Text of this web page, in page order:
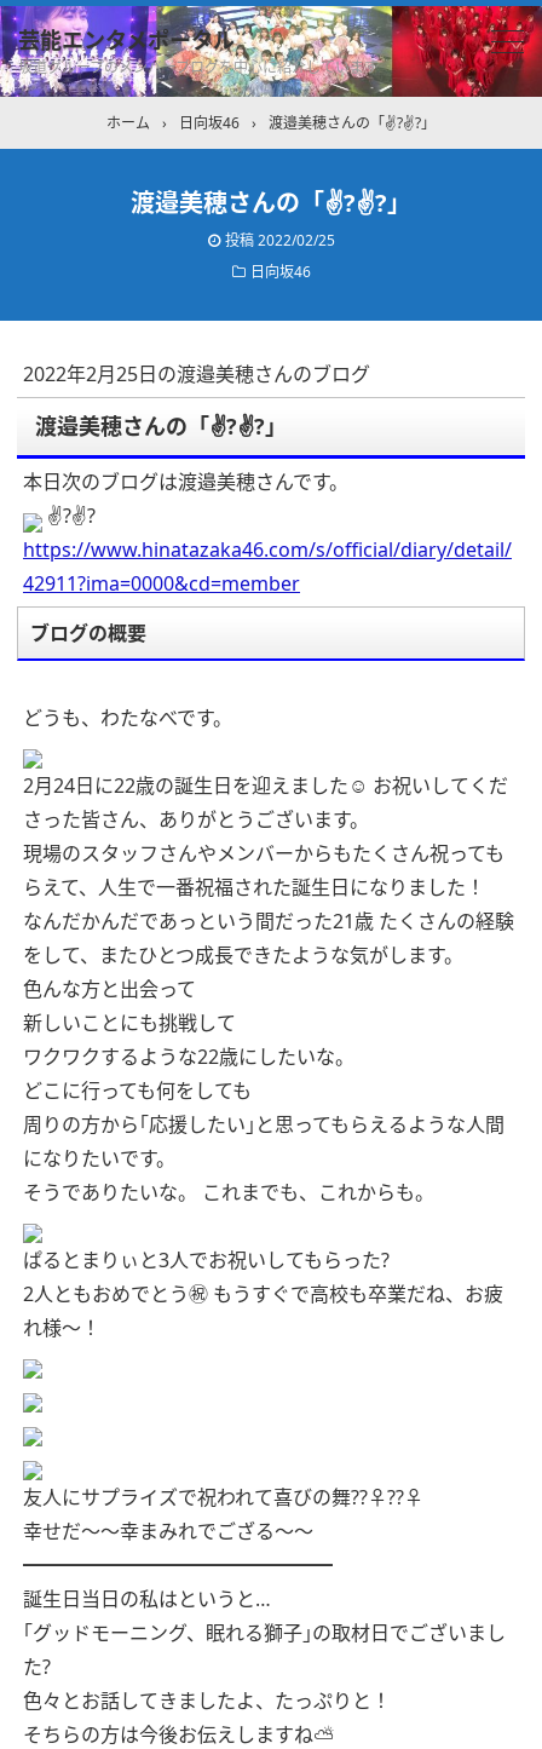
芸能エンタメポータル
坂道グループのメンバーブログを中心に紹介しています
ホーム › 日向坂46 › 渡邉美穂さんの「✌?✌?」
渡邉美穂さんの「✌?✌?」
投稿2022/02/25
日向坂46
2022年2月25日の渡邉美穂さんのブログ
渡邉美穂さんの「✌?✌?」
本日次のブログは渡邉美穂さんです。
✌?✌?
https://www.hinatazaka46.com/s/official/diary/detail/
42911?ima=0000&cd=member
ブログの概要
どうも、わたなべです。
2月24日に22歳の誕生日を迎えました☺️ お祝いしてくだ
さった皆さん、ありがとうございます。
現場のスタッフさんやメンバーからもたくさん祝っても
らえて、人生で一番祝福された誕生日になりました！
なんだかんだであっという間だった21歳 たくさんの経験
をして、またひとつ成長できたような気がします。
色んな方と出会って
新しいことにも挑戦して
ワクワクするような22歳にしたいな。
どこに行っても何をしても
周りの方から｢応援したい｣と思ってもらえるような人間
になりたいです。
そうでありたいな。 これまでも、これからも。
ぱるとまりぃと3人でお祝いしてもらった?
2人ともおめでとう㊗️ もうすぐで高校も卒業だね、お疲
れ様〜！
友人にサプライズで祝われて喜びの舞??‍♀️??‍♀️
幸せだ〜〜幸まみれでござる〜〜
━━━━━━━━━━━━━━━━
誕生日当日の私はというと…
｢グッドモーニング、眠れる獅子｣の取材日でございまし
た?
色々とお話してきましたよ、たっぷりと！
そちらの方は今後お伝えしますね⛅️